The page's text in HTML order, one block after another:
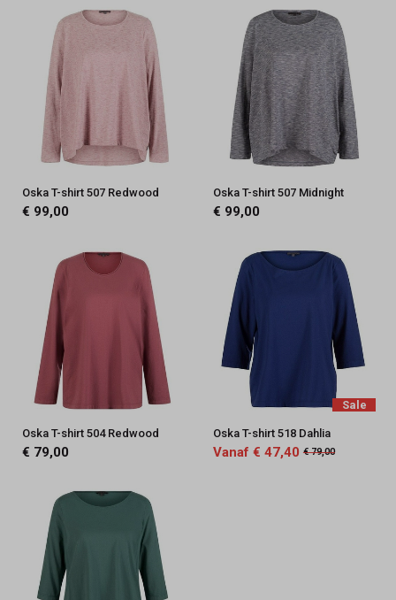
Oska T-shirt 507 Redwood
€ 99,00
Oska T-shirt 507 Midnight
€ 99,00
Oska T-shirt 504 Redwood
€ 79,00
Sale
Oska T-shirt 518 Dahlia
Vanaf € 47,40 € 79,00